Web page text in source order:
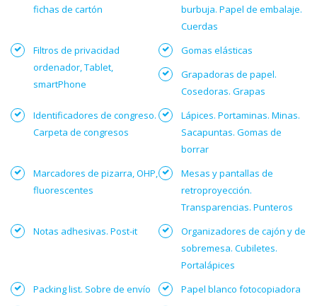
fichas de cartón
burbuja. Papel de embalaje.
Cuerdas
Filtros de privacidad
ordenador, Tablet,
smartPhone
Gomas elásticas
Grapadoras de papel.
Cosedoras. Grapas
Identificadores de congreso.
Carpeta de congresos
Lápices. Portaminas. Minas.
Sacapuntas. Gomas de
borrar
Marcadores de pizarra, OHP,
fluorescentes
Mesas y pantallas de
retroproyección.
Transparencias. Punteros
Notas adhesivas. Post-it
Organizadores de cajón y de
sobremesa. Cubiletes.
Portalápices
Packing list. Sobre de envío
Papel blanco fotocopiadora